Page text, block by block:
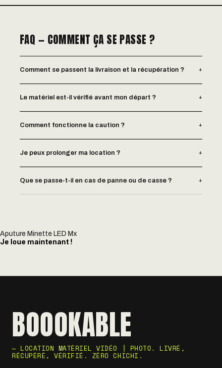
FAQ — COMMENT ÇA SE PASSE ?
Comment se passent la livraison et la récupération ? +
Le matériel est-il vérifié avant mon départ ? +
Comment fonctionne la caution ? +
Je peux prolonger ma location ? +
Que se passe-t-il en cas de panne ou de casse ? +
Aputure Minette LED Mx
Je loue maintenant !
BOOOKABLE
— LOCATION MATÉRIEL VIDÉO | PHOTO. LIVRÉ,
RÉCUPÉRÉ, VÉRIFIÉ. ZÉRO CHICHI.